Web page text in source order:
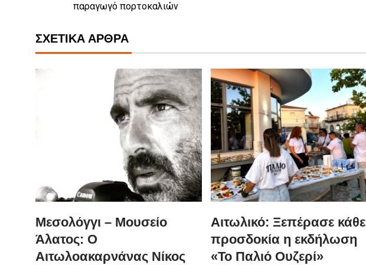
παραγωγό πορτοκαλιών
ΣΧΕΤΙΚΆ ΆΡΘΡΑ
Μεσολόγγι – Μουσείο
Άλατος: Ο
Αιτωλοακαρνάνας Νίκος
Αιτωλικό: Ξεπέρασε κάθε
προσδοκία η εκδήλωση
«Το Παλιό Ουζερί»